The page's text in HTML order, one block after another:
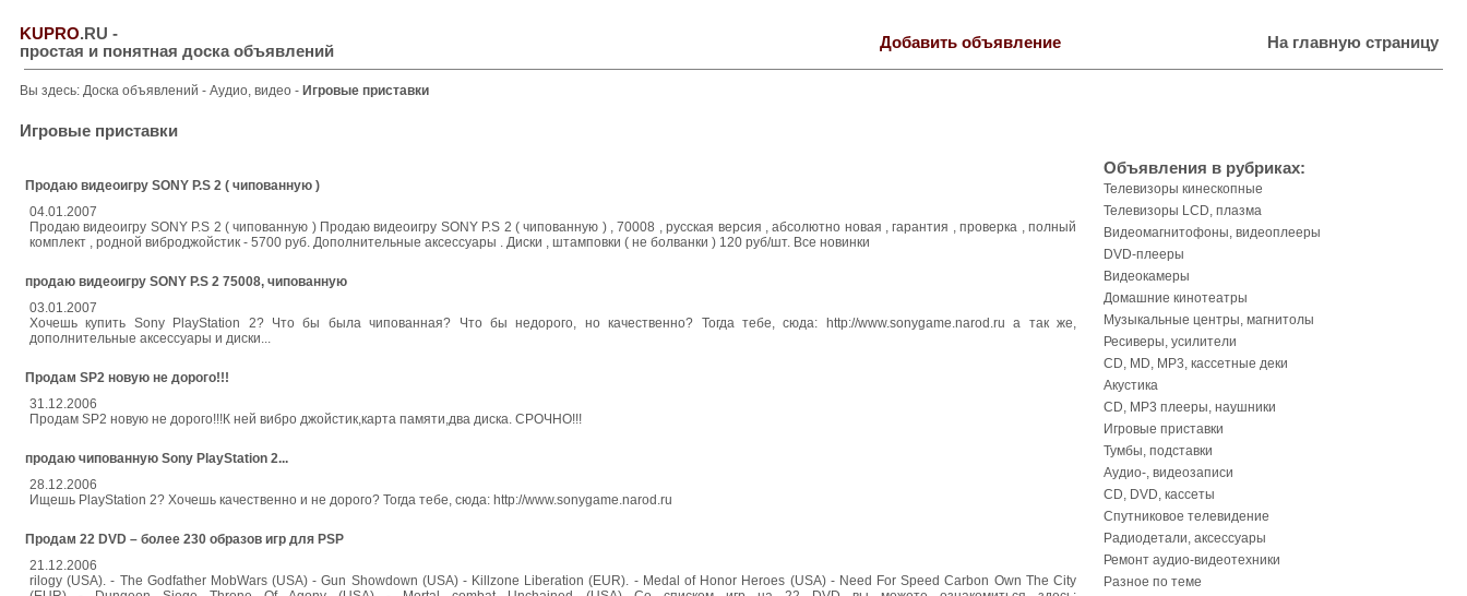
KUPRO.RU -
простая и понятная доска объявлений
Добавить объявление На главную страницу
Вы здесь: Доска объявлений - Аудио, видео - Игровые приставки
Игровые приставки
Продаю видеоигру SONY P.S 2 ( чипованную )
04.01.2007
Продаю видеоигру SONY P.S 2 ( чипованную ) Продаю видеоигру SONY P.S 2 ( чипованную ) , 70008 , русская версия , абсолютно новая , гарантия , проверка , полный
комплект , родной виброджойстик - 5700 руб. Дополнительные аксессуары . Диски , штамповки ( не болванки ) 120 руб/шт. Все новинки
продаю видеоигру SONY P.S 2 75008, чипованную
03.01.2007
Хочешь купить Sony PlayStation 2? Что бы была чипованная? Что бы недорого, но качественно? Тогда тебе, сюда: http://www.sonygame.narod.ru а так же,
дополнительные аксессуары и диски...
Продам SP2 новую не дорого!!!
31.12.2006
Продам SP2 новую не дорого!!!К ней вибро джойстик,карта памяти,два диска. СРОЧНО!!!
продаю чипованную Sony PlayStation 2...
28.12.2006
Ищешь PlayStation 2? Хочешь качественно и не дорого? Тогда тебе, сюда: http://www.sonygame.narod.ru
Продам 22 DVD – более 230 образов игр для PSP
21.12.2006
rilogy (USA). - The Godfather MobWars (USA) - Gun Showdown (USA) - Killzone Liberation (EUR). - Medal of Honor Heroes (USA) - Need For Speed Carbon Own The City
Объявления в рубриках:
Телевизоры кинескопные
Телевизоры LCD, плазма
Видеомагнитофоны, видеоплееры
DVD-плееры
Видеокамеры
Домашние кинотеатры
Музыкальные центры, магнитолы
Ресиверы, усилители
CD, MD, MP3, кассетные деки
Акустика
CD, MP3 плееры, наушники
Игровые приставки
Тумбы, подставки
Аудио-, видеозаписи
CD, DVD, кассеты
Спутниковое телевидение
Радиодетали, аксессуары
Ремонт аудио-видеотехники
Разное по теме